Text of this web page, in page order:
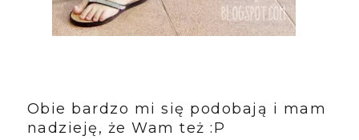
Obie bardzo mi się podobają i mam
nadzieję, że Wam też :P